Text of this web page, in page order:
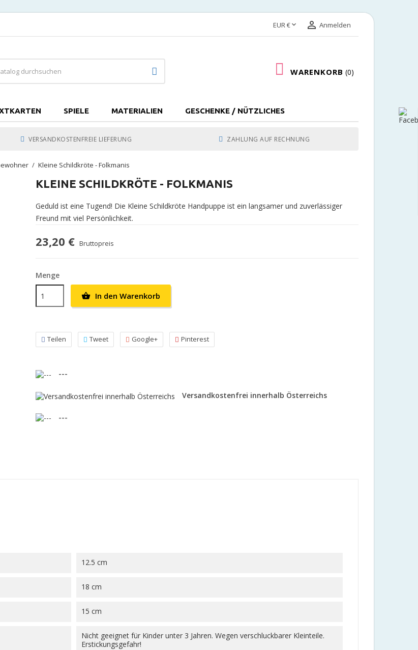
EUR €  Anmelden
WARENKORB 0
SPIELE MATERIALIEN GESCHENKE / NÜTZLICHES
VERSANDKOSTENFREIE LIEFERUNG ZAHLUNG AUF RECHNUNG
Kleine Schildkröte - Folkmanis
KLEINE SCHILDKRÖTE - FOLKMANIS
Geduld ist eine Tugend! Die Kleine Schildkröte Handpuppe ist ein langsamer und zuverlässiger
Freund mit viel Persönlichkeit.
23,20 € Bruttopreis
Menge
 In den Warenkorb
Teilen Tweet Google+ Pinterest
---
Versandkostenfrei innerhalb Österreichs
---
12.5 cm
18 cm
15 cm
Nicht geeignet für Kinder unter 3 Jahren. Wegen verschluckbarer Kleinteile.
Erstickungsgefahr!